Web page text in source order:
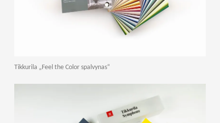
Tikkurila „Feel the Color spalvynas“